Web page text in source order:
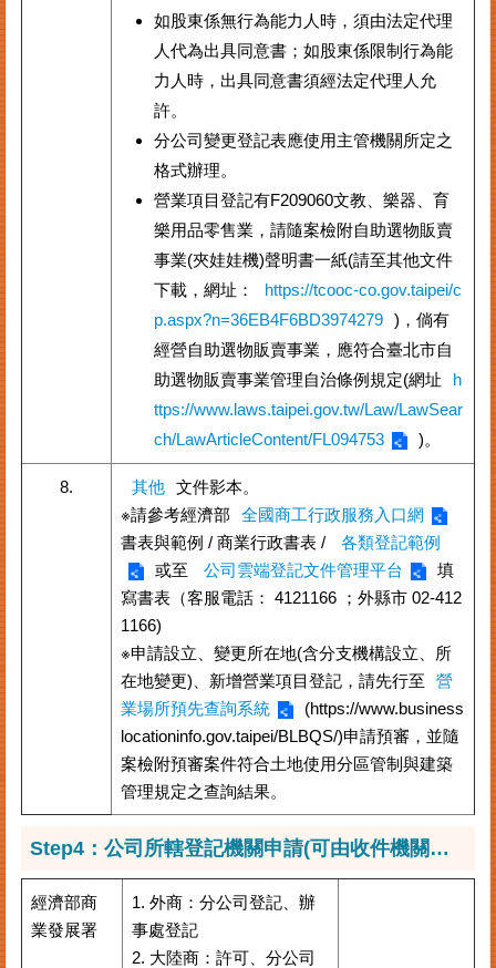
如股東係無行為能力人時，須由法定代理
人代為出具同意書；如股東係限制行為能
力人時，出具同意書須經法定代理人允
許。
分公司變更登記表應使用主管機關所定之
格式辦理。
營業項目登記有F209060文教、樂器、育
樂用品零售業，請隨案檢附自助選物販賣
事業(夾娃娃機)聲明書一紙(請至其他文件
下載，網址：
https://tcooc-co.gov.taipei/c
p.aspx?n=36EB4F6BD3974279 )，倘有
經營自助選物販賣事業，應符合臺北市自
助選物販賣事業管理自治條例規定(網址
h
ttps://www.laws.taipei.gov.tw/Law/LawSear
ch/LawArticleContent/FL094753
)。
8. 其他 文件影本。
※請參考經濟部
全國商工行政服務入口網
書表與範例 / 商業行政書表 /
各類登記範例
或至
公司雲端登記文件管理平台
填
寫書表（客服電話： 4121166 ；外縣市 02-412
1166)
※申請設立、變更所在地(含分支機構設立、所
在地變更)、新增營業項目登記，請先行至
營
業場所預先查詢系統
(https://www.business
locationinfo.gov.taipei/BLBQS/)申請預審，並隨
案檢附預審案件符合土地使用分區管制與建築
管理規定之查詢結果。
Step4：公司所轄登記機關申請(可由收件機關代收轉送正確之申登機關)
經濟部商
業發展署
1. 外商：分公司登記、辦
事處登記
2. 大陸商：許可、分公司